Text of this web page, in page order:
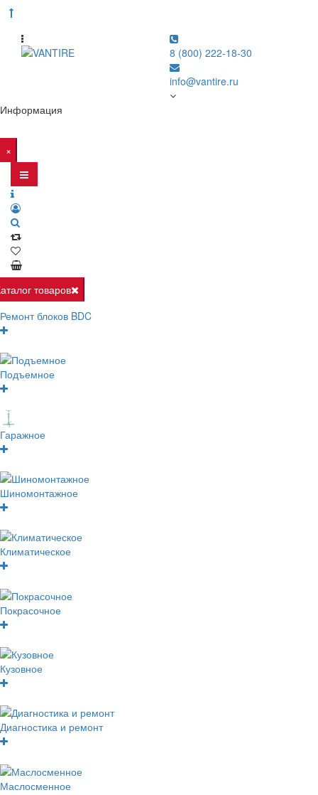
8 (800) 222-18-30
info@vantire.ru
Информация
×
товаров
Ремонт блоков BDC
Подъемное
Гаражное
Шиномонтажное
Климатическое
Покрасочное
Кузовное
Диагностика и ремонт
Маслосменное